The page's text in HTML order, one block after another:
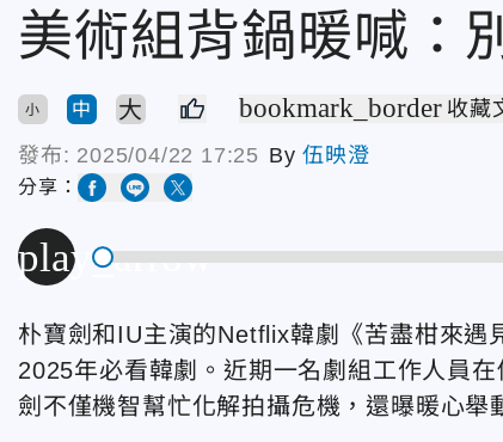
美術組背鍋暖喊：
小 中 大 bookmark_border 收藏
發布: 2025/04/22 17:25 By伍映澄
分享：
play_arrow
朴寶劍和IU主演的Netflix韓劇《苦盡柑來遇
2025年必看韓劇。近期一名劇組工作人員
劍不僅機智幫忙化解拍攝危機，還曝暖心舉